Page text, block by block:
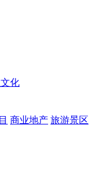
化
商业地产 旅游景区